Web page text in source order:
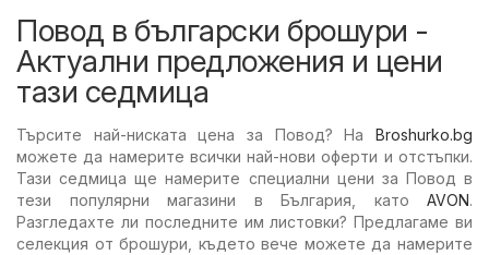
Повод в български брошури -
Актуални предложения и цени
тази седмица
Търсите най-ниската цена за Повод? На Broshurko.bg
можете да намерите всички най-нови оферти и отстъпки.
Тази седмица ще намерите специални цени за Повод в
тези популярни магазини в България, като AVON.
Разгледахте ли последните им листовки? Предлагаме ви
селекция от брошури, където вече можете да намерите